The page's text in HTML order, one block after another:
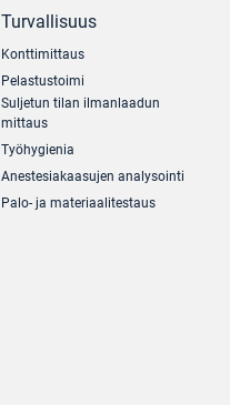
Turvallisuus
Konttimittaus
Pelastustoimi
Suljetun tilan ilmanlaadun
mittaus
Työhygienia
Anestesiakaasujen analysointi
Palo- ja materiaalitestaus